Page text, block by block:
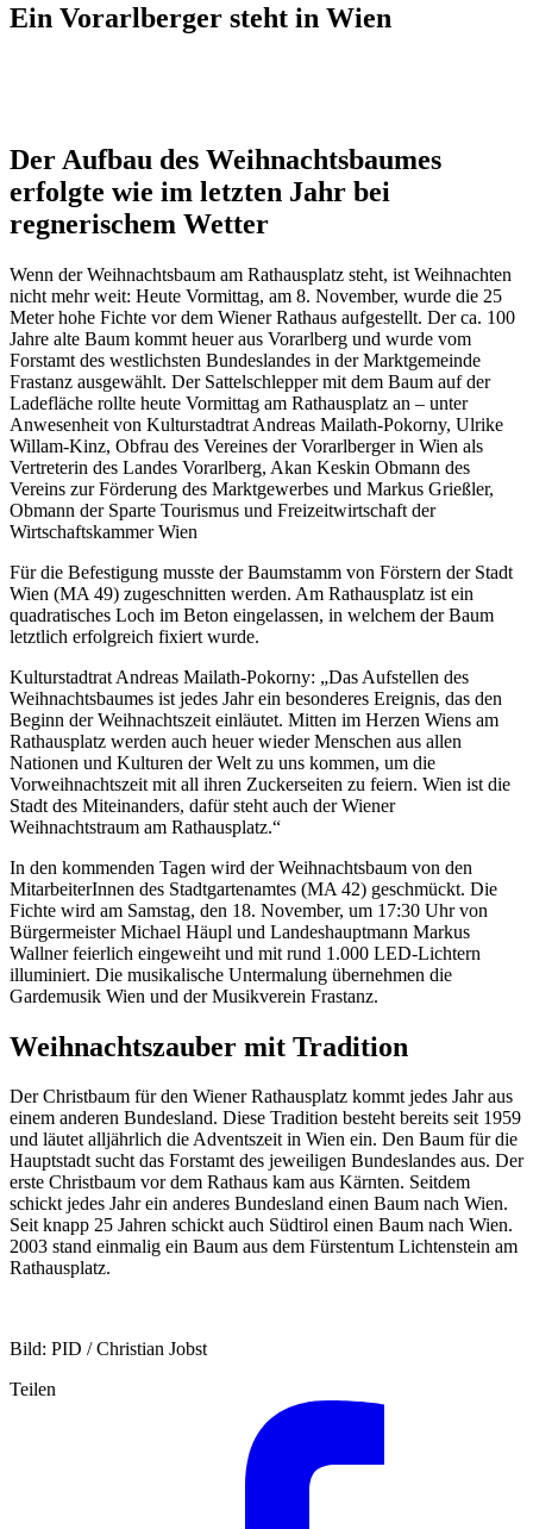
Ein Vorarlberger steht in Wien
Der Aufbau des Weihnachtsbaumes
erfolgte wie im letzten Jahr bei
regnerischem Wetter
Wenn der Weihnachtsbaum am Rathausplatz steht, ist Weihnachten
nicht mehr weit: Heute Vormittag, am 8. November, wurde die 25
Meter hohe Fichte vor dem Wiener Rathaus aufgestellt. Der ca. 100
Jahre alte Baum kommt heuer aus Vorarlberg und wurde vom
Forstamt des westlichsten Bundeslandes in der Marktgemeinde
Frastanz ausgewählt. Der Sattelschlepper mit dem Baum auf der
Ladefläche rollte heute Vormittag am Rathausplatz an – unter
Anwesenheit von Kulturstadtrat Andreas Mailath-Pokorny, Ulrike
Willam-Kinz, Obfrau des Vereines der Vorarlberger in Wien als
Vertreterin des Landes Vorarlberg, Akan Keskin Obmann des
Vereins zur Förderung des Marktgewerbes und Markus Grießler,
Obmann der Sparte Tourismus und Freizeitwirtschaft der
Wirtschaftskammer Wien
Für die Befestigung musste der Baumstamm von Förstern der Stadt
Wien (MA 49) zugeschnitten werden. Am Rathausplatz ist ein
quadratisches Loch im Beton eingelassen, in welchem der Baum
letztlich erfolgreich fixiert wurde.
Kulturstadtrat Andreas Mailath-Pokorny: „Das Aufstellen des
Weihnachtsbaumes ist jedes Jahr ein besonderes Ereignis, das den
Beginn der Weihnachtszeit einläutet. Mitten im Herzen Wiens am
Rathausplatz werden auch heuer wieder Menschen aus allen
Nationen und Kulturen der Welt zu uns kommen, um die
Vorweihnachtszeit mit all ihren Zuckerseiten zu feiern. Wien ist die
Stadt des Miteinanders, dafür steht auch der Wiener
Weihnachtstraum am Rathausplatz.“
In den kommenden Tagen wird der Weihnachtsbaum von den
MitarbeiterInnen des Stadtgartenamtes (MA 42) geschmückt. Die
Fichte wird am Samstag, den 18. November, um 17:30 Uhr von
Bürgermeister Michael Häupl und Landeshauptmann Markus
Wallner feierlich eingeweiht und mit rund 1.000 LED-Lichtern
illuminiert. Die musikalische Untermalung übernehmen die
Gardemusik Wien und der Musikverein Frastanz.
Weihnachtszauber mit Tradition
Der Christbaum für den Wiener Rathausplatz kommt jedes Jahr aus
einem anderen Bundesland. Diese Tradition besteht bereits seit 1959
und läutet alljährlich die Adventszeit in Wien ein. Den Baum für die
Hauptstadt sucht das Forstamt des jeweiligen Bundeslandes aus. Der
erste Christbaum vor dem Rathaus kam aus Kärnten. Seitdem
schickt jedes Jahr ein anderes Bundesland einen Baum nach Wien.
Seit knapp 25 Jahren schickt auch Südtirol einen Baum nach Wien.
2003 stand einmalig ein Baum aus dem Fürstentum Lichtenstein am
Rathausplatz.
Bild: PID / Christian Jobst
Teilen